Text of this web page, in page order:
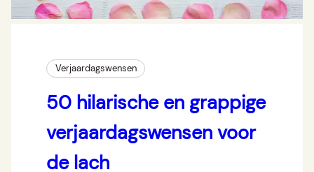
Verjaardagswensen
50 hilarische en grappige
verjaardagswensen voor
de lach